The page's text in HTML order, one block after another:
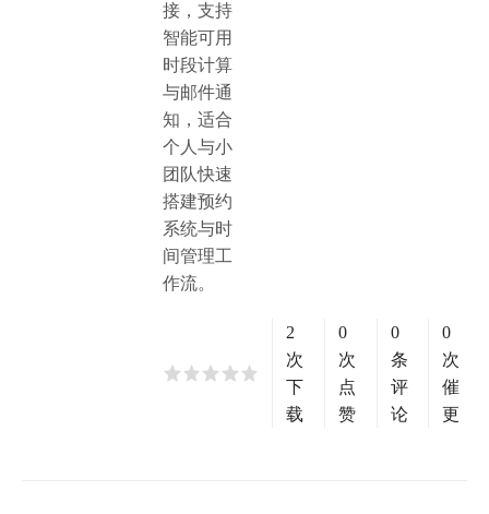
接，支持
智能可用
时段计算
与邮件通
知，适合
个人与小
团队快速
搭建预约
系统与时
间管理工
作流。
2
次
下
载
0
次
点
赞
0
条
评
论
0
次
催
更